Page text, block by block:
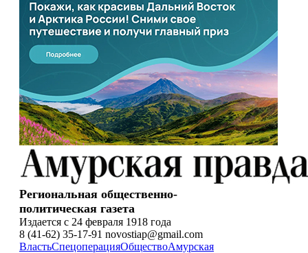
Региональная общественно-
политическая газета
Издается с 24 февраля 1918 года
8 (41-62) 35-17-91 novostiap@gmail.com
ВластьСпецоперацияОбществоАмурская